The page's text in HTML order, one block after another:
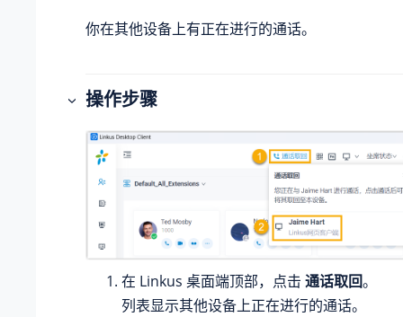
你在其他设备上有正在进行的通话。
操作步骤
在 Linkus 桌面端顶部，点击 通话取回。
列表显示其他设备上正在进行的通话。